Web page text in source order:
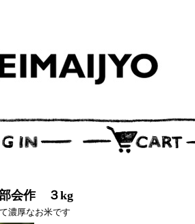
会作 ３kg
濃厚なお米です